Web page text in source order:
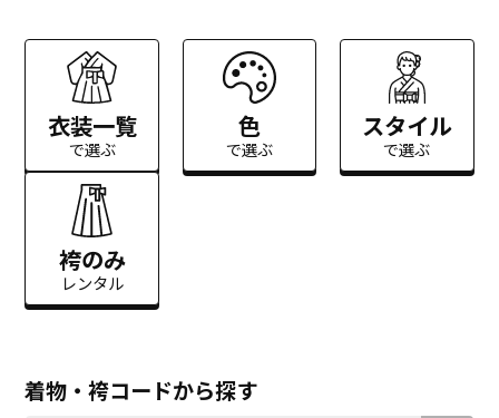
衣装一覧
で選ぶ
色
で選ぶ
スタイル
で選ぶ
袴のみ
レンタル
着物・袴コードから探す